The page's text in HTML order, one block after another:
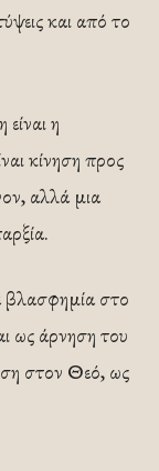
και από το
η
κίνηση προς
αλλά μια
βλασφημία στο
ως άρνηση του
στον Θεό, ως